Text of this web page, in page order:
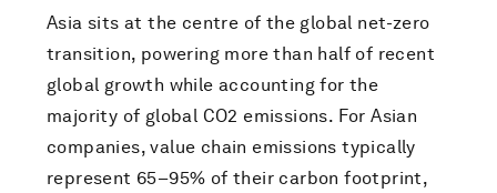
Asia sits at the centre of the global net-zero
transition, powering more than half of recent
global growth while accounting for the
majority of global CO2 emissions. For Asian
companies, value chain emissions typically
represent 65–95% of their carbon footprint,